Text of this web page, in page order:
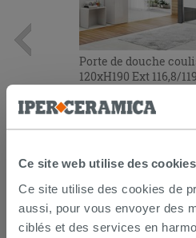
Ce site web utilise des
Ce site utilise des cookies de
aussi, pour vous envoyer des
ciblés et des services en
Porte de douche
120xH190 Ext 116,8/
289,90 €